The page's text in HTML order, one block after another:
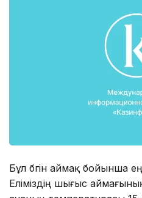
Бұл бүгін аймақ бойынша
Еліміздің шығыс